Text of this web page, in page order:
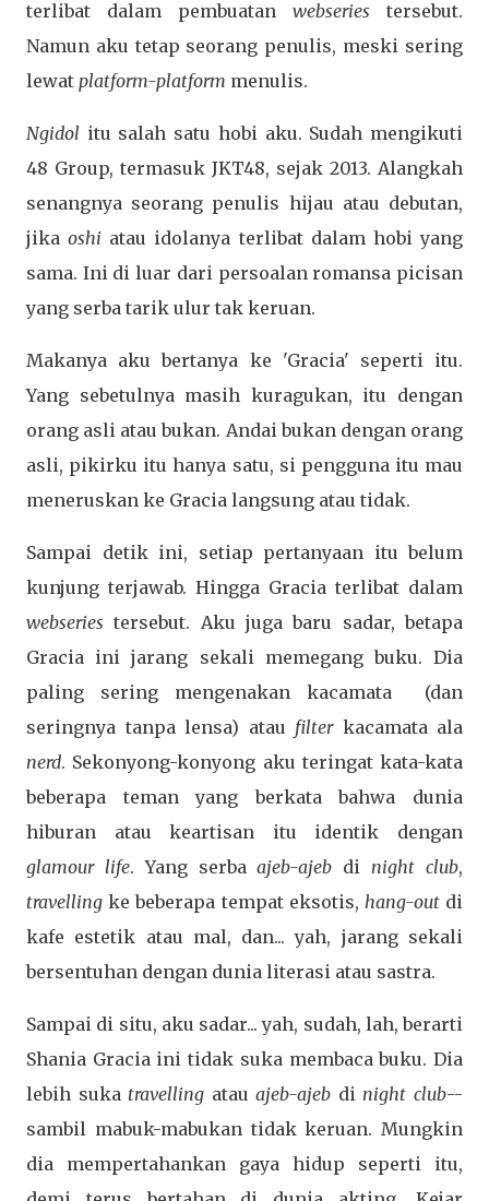
terlibat dalam pembuatan webseries tersebut.
Namun aku tetap seorang penulis, meski sering
lewat platform-platform menulis.
Ngidol itu salah satu hobi aku. Sudah mengikuti
48 Group, termasuk JKT48, sejak 2013. Alangkah
senangnya seorang penulis hijau atau debutan,
jikaoshi atau idolanya terlibat dalam hobi yang
sama. Ini di luar dari persoalan romansa picisan
yang serba tarik ulur tak keruan.
Makanya aku bertanya ke 'Gracia' seperti itu.
Yang sebetulnya masih kuragukan, itu dengan
orang asli atau bukan. Andai bukan dengan orang
asli, pikirku itu hanya satu, si pengguna itu mau
meneruskan ke Gracia langsung atau tidak.
Sampai detik ini, setiap pertanyaan itu belum
kunjung terjawab. Hingga Gracia terlibat dalam
webseries tersebut. Aku juga baru sadar, betapa
Gracia ini jarang sekali memegang buku. Dia
paling sering mengenakan kacamata (dan
seringnya tanpa lensa) atau filterkacamata ala
nerd. Sekonyong-konyong aku teringat kata-kata
beberapa teman yang berkata bahwa dunia
hiburan atau keartisan itu identik dengan
glamour life. Yang serbaajeb-ajeb di night club,
travelling ke beberapa tempat eksotis, hang-outdi
kafe estetik atau mal, dan... yah, jarang sekali
bersentuhan dengan dunia literasi atau sastra.
Sampai di situ, aku sadar... yah, sudah, lah, berarti
Shania Gracia ini tidak suka membaca buku. Dia
lebih suka travelling atauajeb-ajeb di night club--
sambil mabuk-mabukan tidak keruan. Mungkin
dia mempertahankan gaya hidup seperti itu,